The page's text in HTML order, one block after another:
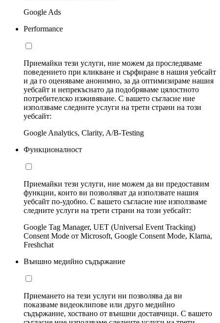
Google Ads
Performance
Приемайки тези услуги, ние можем да проследяваме
поведението при кликване и сърфиране в нашия уебсайт
и да го оценяваме анонимно, за да оптимизираме нашия
уебсайт и непрекъснато да подобряваме цялостното
потребителско изживяване. С вашето съгласие ние
използваме следните услуги на трети страни на този
уебсайт:
Google Analytics, Clarity, A/B-Testing
Функционалност
Приемайки тези услуги, ние можем да ви предоставим
функции, които ви позволяват да използвате нашия
уебсайт по-удобно. С вашето съгласие ние използваме
следните услуги на трети страни на този уебсайт:
Google Tag Manager, UET (Universal Event Tracking)
Consent Mode от Microsoft, Google Consent Mode, Klarna,
Freshchat
Външно медийно съдържание
Приемането на тези услуги ни позволява да ви
показваме видеоклипове или друго медийно
съдържание, хоствано от външни доставчици. С вашето